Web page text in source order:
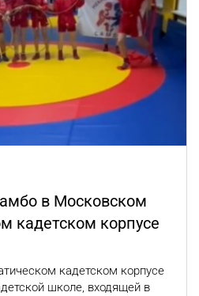
в Московском
кадетском корпусе
кадетском корпусе
школе, входящей в